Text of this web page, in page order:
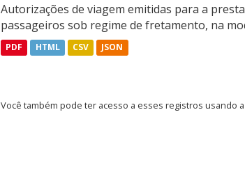
Autorizações de viagem emitidas para a
passageiros sob regime de fretamento, na
PDF HTML CSV JSON
Você também pode ter acesso a esses registros usando a